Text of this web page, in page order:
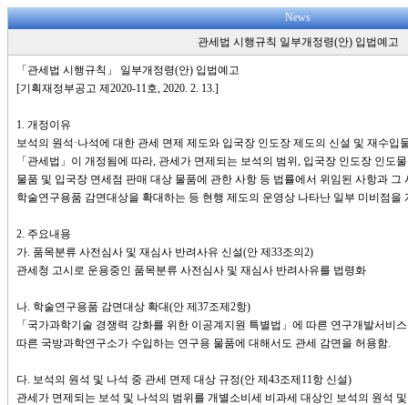
News
관세법 시행규칙 일부개정령(안) 입법예고
「관세법 시행규칙」 일부개정령(안) 입법예고
[기획재정부공고 제2020-11호, 2020. 2. 13.]
1. 개정이유
보석의 원석·나석에 대한 관세 면제 제도와 입국장 인도장 제도의 신설 및 재수입
「관세법」이 개정됨에 따라, 관세가 면제되는 보석의 범위, 입국장 인도장 인도
물품 및 입국장 면세점 판매 대상 물품에 관한 사항 등 법률에서 위임된 사항과 그
학술연구용품 감면대상을 확대하는 등 현행 제도의 운영상 나타난 일부 미비점을
2. 주요내용
가. 품목분류 사전심사 및 재심사 반려사유 신설(안 제33조의2)
관세청 고시로 운용중인 품목분류 사전심사 및 재심사 반려사유를 법령화
나. 학술연구용품 감면대상 확대(안 제37조제2항)
「국가과학기술 경쟁력 강화를 위한 이공계지원 특별법」에 따른 연구개발서비
따른 국방과학연구소가 수입하는 연구용 물품에 대해서도 관세 감면을 허용함.
다. 보석의 원석 및 나석 중 관세 면제 대상 규정(안 제43조제11항 신설)
관세가 면제되는 보석 및 나석의 범위를 개별소비세 비과세 대상인 보석의 원석